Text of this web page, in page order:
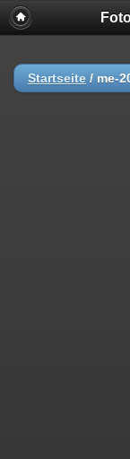
Startseite / me-